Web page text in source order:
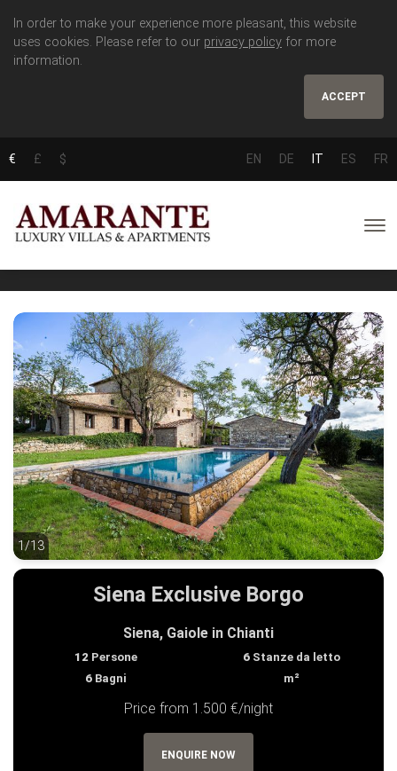
In order to make your experience more pleasant, this website
uses cookies. Please refer to our privacy policy for more
information.
ACCEPT
€ £ $ EN DE IT ES FR
1/13
1/13
Siena Exclusive Borgo
Siena, Gaiole in Chianti
12 Persone 6Stanze da letto
6 Bagni m²
Price from 1.500 €/night
ENQUIRE NOW